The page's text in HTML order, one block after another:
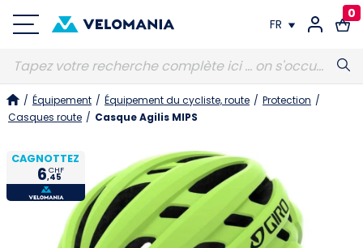
FR
FR
DE
0
/ Équipement / Équipement du cycliste, route / Protection /
Casques route / Casque Agilis MIPS
CAGNOTTEZ
6,45
CHF